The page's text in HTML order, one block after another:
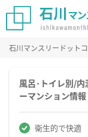
石川マンスリードット
風呂･トイレ別/
ーマンション情報
衛生的で快適